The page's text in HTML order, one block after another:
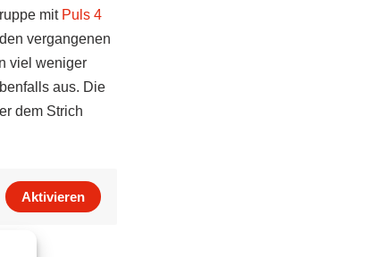
mit Puls 4
vergangenen
viel weniger
aus. Die
dem Strich
Aktivieren